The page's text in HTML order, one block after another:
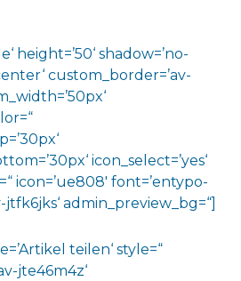
height=’50‘ shadow=’no-
custom_border=’av-
icon_select=’yes‘
icon=’ue808′ font=’entypo-
jtfk6jks‘ admin_preview_bg=“]
teilen‘ style=“
jte46m4z‘